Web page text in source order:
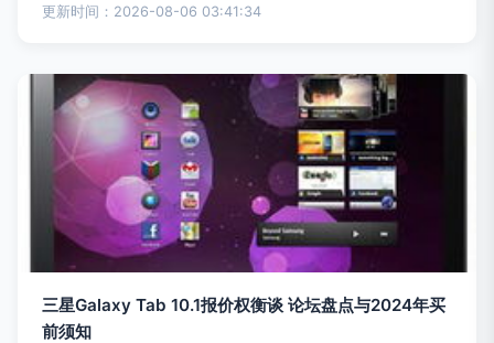
更新时间：2026-08-06 03:41:34
三星Galaxy Tab 10.1报价权衡谈 论坛盘点与2024年买
前须知